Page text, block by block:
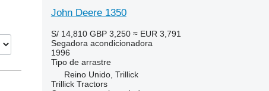
John Deere 1350
S/ 14,810 GBP 3,250 ≈ EUR 3,791
Segadora acondicionadora
1996
Tipo de arrastre
Reino Unido, Trillick
Trillick Tractors